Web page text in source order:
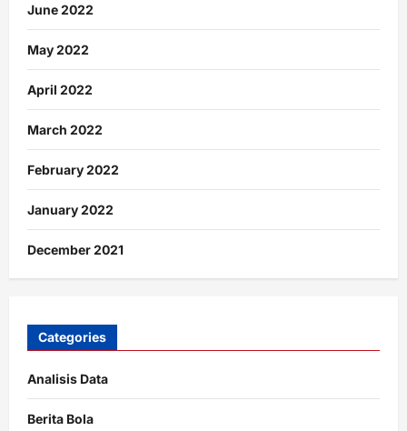
June 2022
May 2022
April 2022
March 2022
February 2022
January 2022
December 2021
Categories
Analisis Data
Berita Bola